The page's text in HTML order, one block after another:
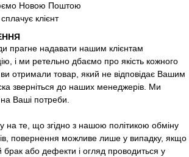
Новою Поштою
клієнт
прагне надавати нашим клієнтам
і ми ретельно дбаємо про якість кожного
отримали товар, який не відповідає Вашим
зверніться до наших менеджерів. Ми
Ваші потреби.
на те, що згідно з нашою політикою обміну
повернення можливе лише у випадку, якщо
або дефекти і огляд проводиться у